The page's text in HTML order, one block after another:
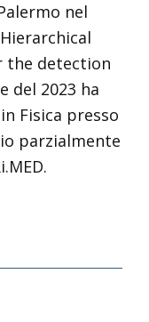
nel
the detection
del 2023 ha
Fisica presso
parzialmente